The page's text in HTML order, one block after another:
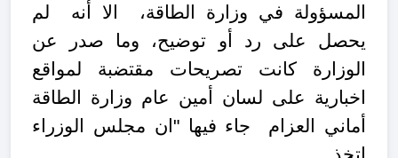
المسؤولة في وزارة الطاقة، الا أنه لم
يحصل على رد أو توضيح، وما صدر عن
الوزارة كانت تصريحات مقتضبة لمواقع
اخبارية على لسان أمين عام وزارة الطاقة
أماني العزام جاء فيها "ان مجلس الوزراء